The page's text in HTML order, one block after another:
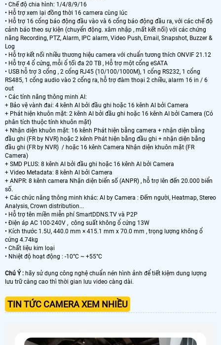
• Chế độ chia hình: 1/4/8/9/16
• Hỗ trợ xem lại đồng thời 16 camera cùng lúc
• Hỗ trợ 16 cổng báo động đầu vào và 6 cổng báo động đầu ra, với các chế độ
cảnh báo theo sự kiện (chuyển động. xâm nhập , mất kết nối) với các chứng
năng Recording, PTZ, Alarm, IPC alarm, Video Push, Email, Snapshot, Buzzer &
Log
• Hỗ trợ kết nối nhiều thương hiệu camera với chuẩn tương thích ONVIF 21.12
• Hỗ trợ 4 ổ cứng, mỗi ổ tối đa 20 TB , Hỗ trợ một cổng eSATA
• USB hỗ trợ 3 cổng , 2 cổng RJ45 (10/100/1000M), 1 cổng RS232, 1 cổng
RS485, 1 cổng audio vào 2 cổng ra, hỗ trợ đàm thoại 2 chiều, alarm 16 in / 6
out
• Các tính năng thông minh AI:
+ Bảo vệ vành đai: 4 kênh AI bởi đầu ghi hoặc 16 kênh AI bởi Camera
+ Phát hiện khuôn mặt: 2 kênh AI bởi đầu ghi hoặc 16 kênh AI bởi Camera (Có
phân tích thuộc tính khuôn mặt)
+ Nhận diện khuôn mặt: 16 kênh Phát hiện bằng camera + nhận diện bằng
đầu ghi (FR by NVR) hoặc 2 kênh Phát hiện bằng đầu ghi + nhận diện bằng
đầu ghi (FR by NVR) / hoặc 16 kênh Camera Nhận diện khuôn mặt (FR
Camera)
+ SMD PLUS: 8 kênh AI bởi đầu ghi hoặc 16 kênh AI bởi Camera
+ Video Metadata: 8 kênh AI bởi Camera
+ ANPR: 8 kênh camera Nhận diện biển số (ANPR) , hỗ trợ lên đến 20.000 biển
số.
+ Các chức năng thông minh khác: AI by Camera : Đếm người, Heatmap, Stereo
Analysis, Crown distribution...
• Hỗ trợ tên miền miễn phí SmartDDNS.TV và P2P
• Điện áp AC 100-240V , công suất không ổ cứng 13W
• Kích thước 1.5U, 440.0 mm × 415.1 mm x 70.0 mm , trọng lượng không ổ
cứng 4.74kg
• Chất liệu kim loại
• Nhiệt độ hoạt động : -10°C ~ +55°C
Chú Ý : hãy sử dụng công nghệ chuẩn nén hình ảnh để tiết kiệm dung lượng
lưu trữ càng cao thì thời gian lưu video càng dài.
TIN TỨC CAMERA XEM NHIỀU